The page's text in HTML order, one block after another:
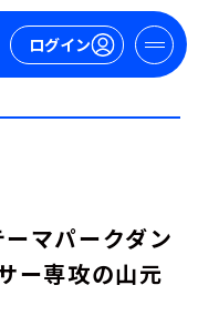
ログイン
マパークダン
ー専攻の山元